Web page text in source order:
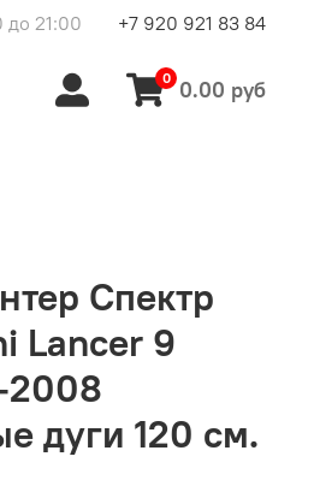
до 21:00 +7 920 921 83 84
0 0.00 руб
Спектр
Lancer 9
2008
дуги 120 см.